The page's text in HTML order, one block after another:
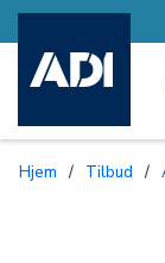
Hjem / Tilbud /